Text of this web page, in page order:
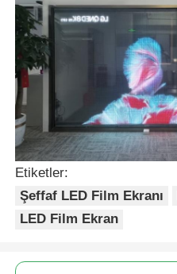
Etiketler:
Şeffaf LED Film Ekranı
LED Film Ekran